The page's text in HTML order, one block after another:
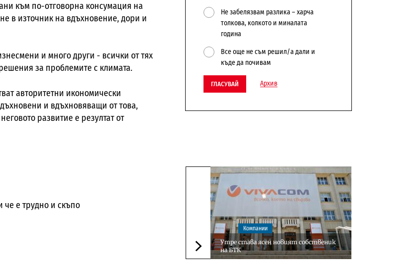
към по-отговорна консумация на
в източник на вдъхновение, дори и
и много други - всички от тях
за проблемите с климата.
авторитетни икономически
и вдъхновяващи от това,
развитие е резултат от
е трудно и скъпо
Не забелязвам разлика – харча
толкова, колкото и миналата
година
Все още не съм решил/а дали и
къде да почивам
ГЛАСУВАЙ Архив
Следваща новина
Компании
Утре става ясен новият собственик
на БТК